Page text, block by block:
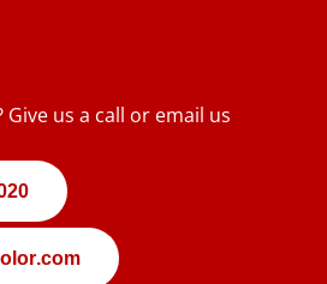
us a call or email us